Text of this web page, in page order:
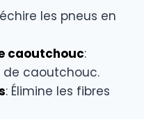
les pneus en
caoutchouc:
de caoutchouc.
: Élimine les fibres